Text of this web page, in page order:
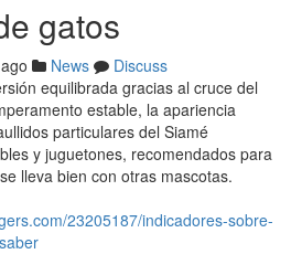
gatos
News
Discuss
equilibrada gracias al cruce del
estable, la apariencia
particulares del Siamé
y juguetones, recomendados para
lleva bien con otras mascotas.
23205187/indicadores-sobre-